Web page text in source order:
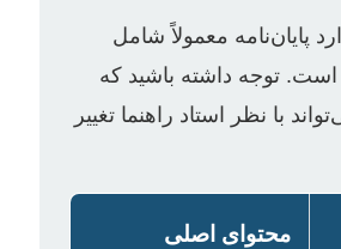
پایان‌نامه معمولاً شامل
توجه داشته باشید که
با نظر استاد راهنما تغییر
محتوای اصلی